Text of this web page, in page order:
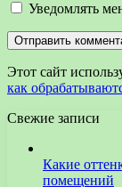
Уведомлять
Этот сайт
как
Свежие записи
Какие
помещений